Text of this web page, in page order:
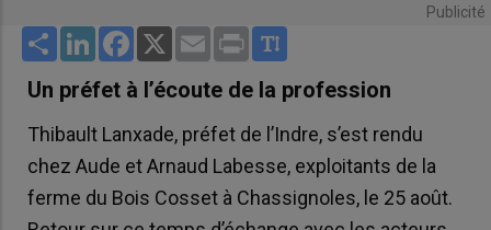
Publicité
Share LinkedInFacebook
X Email Print
Un préfet à l’écoute de la profession
Thibault Lanxade, préfet de l’Indre, s’est rendu
chez Aude et Arnaud Labesse, exploitants de la
ferme du Bois Cosset à Chassignoles, le 25 août.